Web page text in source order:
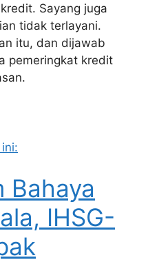
Sayang juga
tidak terlayani.
itu, dan dijawab
pemeringkat kredit
Bahaya
IHSG-